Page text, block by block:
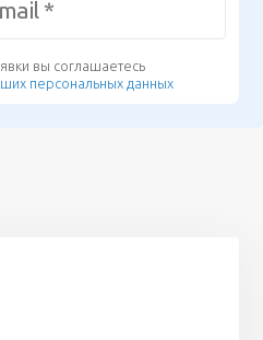
вы соглашаетесь
персональных данных